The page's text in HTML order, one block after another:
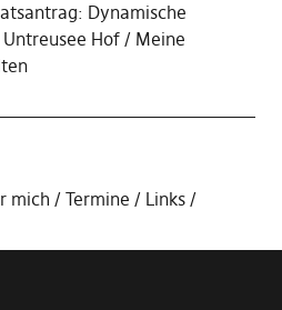
Dynamische
Hof
Meine
mich Termine
Links